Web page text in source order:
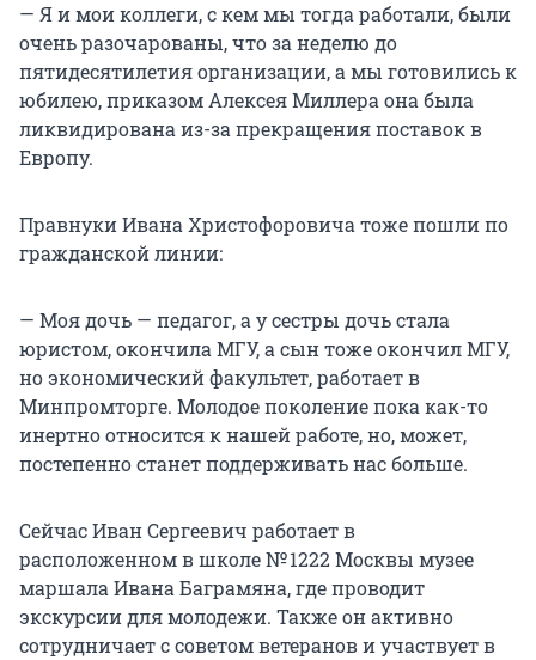
— Я и мои коллеги, с кем мы тогда работали, были
очень разочарованы, что за неделю до
пятидесятилетия организации, а мы готовились к
юбилею, приказом Алексея Миллера она была
ликвидирована из-за прекращения поставок в
Европу.
Правнуки Ивана Христофоровича тоже пошли по
гражданской линии:
— Моя дочь — педагог, а у сестры дочь стала
юристом, окончила МГУ, а сын тоже окончил МГУ,
но экономический факультет, работает в
Минпромторге. Молодое поколение пока как-то
инертно относится к нашей работе, но, может,
постепенно станет поддерживать нас больше.
Сейчас Иван Сергеевич работает в
расположенном в школе№ 1222Москвы музее
маршала Ивана Баграмяна, где проводит
экскурсии для молодежи. Также он активно
сотрудничает с советом ветеранов и участвует в